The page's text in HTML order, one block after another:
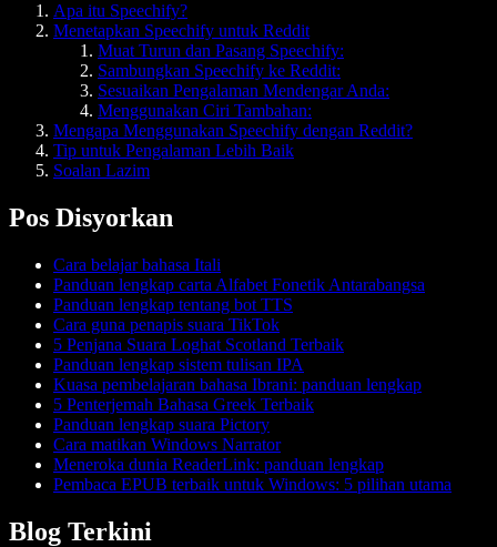
Apa itu Speechify?
Menetapkan Speechify untuk Reddit
Muat Turun dan Pasang Speechify:
Sambungkan Speechify ke Reddit:
Sesuaikan Pengalaman Mendengar Anda:
Menggunakan Ciri Tambahan:
Mengapa Menggunakan Speechify dengan Reddit?
Tip untuk Pengalaman Lebih Baik
Soalan Lazim
Pos Disyorkan
Cara belajar bahasa Itali
Panduan lengkap carta Alfabet Fonetik Antarabangsa
Panduan lengkap tentang bot TTS
Cara guna penapis suara TikTok
5 Penjana Suara Loghat Scotland Terbaik
Panduan lengkap sistem tulisan IPA
Kuasa pembelajaran bahasa Ibrani: panduan lengkap
5 Penterjemah Bahasa Greek Terbaik
Panduan lengkap suara Pictory
Cara matikan Windows Narrator
Meneroka dunia ReaderLink: panduan lengkap
Pembaca EPUB terbaik untuk Windows: 5 pilihan utama
Blog Terkini